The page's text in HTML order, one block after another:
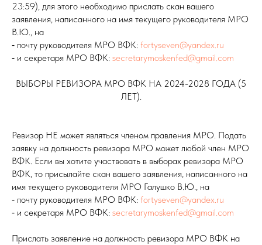
23:59), для этого необходимо прислать скан вашего
заявления, написанного на имя текущего руководителя МРО
В.Ю., на
⁃ почту руководителя МРО ВФК: fortyseven@yandex.ru
⁃ и секретаря МРО ВФК: secretarymoskenfed@gmail.com
ВЫБОРЫ РЕВИЗОРА МРО ВФК НА 2024-2028 ГОДА (5
ЛЕТ).
Ревизор НЕ может являться членом правления МРО. Подать
заявку на должность ревизора МРО может любой член МРО
ВФК. Если вы хотите участвовать в выборах ревизора МРО
ВФК, то присылайте скан вашего заявления, написанного на
имя текущего руководителя МРО Галушко В.Ю., на
⁃ почту руководителя МРО ВФК: fortyseven@yandex.ru
⁃ и секретаря МРО ВФК: secretarymoskenfed@gmail.com
Прислать заявление на должность ревизора МРО ВФК на